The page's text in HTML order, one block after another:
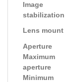
Image
stabilization
Lens mount
Aperture
Maximum
aperture
Minimum